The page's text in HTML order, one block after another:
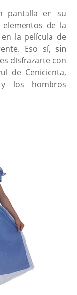
pantalla en su
de la
la película de
Eso sí, sin
disfrazarte con
de Cenicienta,
los hombros